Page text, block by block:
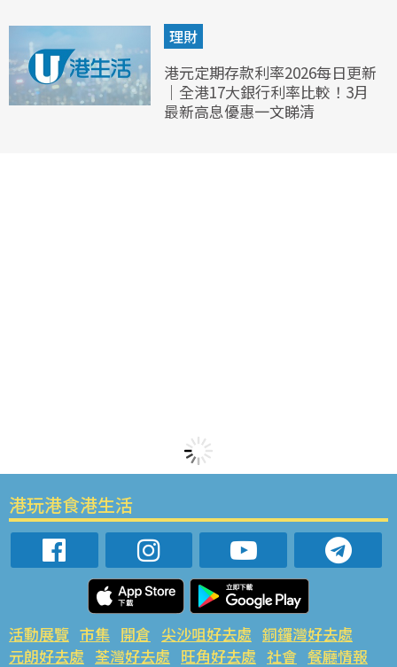
理財
港元定期存款利率2026每日更新
｜全港17大銀行利率比較！3月
最新高息優惠一文睇清
港玩港食港生活
活動展覽 市集 開倉 尖沙咀好去處 銅鑼灣好去處
元朗好去處 荃灣好去處 旺角好去處 社會 餐廳情報